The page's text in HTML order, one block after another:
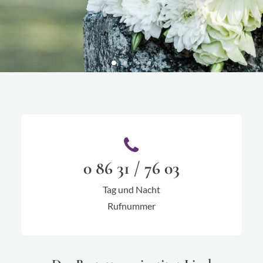
0 86 31 / 76 03
Tag und Nacht
Rufnummer